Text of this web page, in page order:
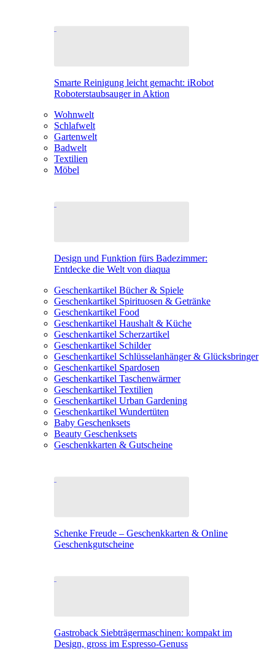
Smarte Reinigung leicht gemacht: iRobot
Roboterstaubsauger in Aktion
Wohnwelt
Schlafwelt
Gartenwelt
Badwelt
Textilien
Möbel
Design und Funktion fürs Badezimmer:
Entdecke die Welt von diaqua
Geschenkartikel Bücher & Spiele
Geschenkartikel Spirituosen & Getränke
Geschenkartikel Food
Geschenkartikel Haushalt & Küche
Geschenkartikel Scherzartikel
Geschenkartikel Schilder
Geschenkartikel Schlüsselanhänger & Glücksbringer
Geschenkartikel Spardosen
Geschenkartikel Taschenwärmer
Geschenkartikel Textilien
Geschenkartikel Urban Gardening
Geschenkartikel Wundertüten
Baby Geschenksets
Beauty Geschenksets
Geschenkkarten & Gutscheine
Schenke Freude – Geschenkkarten & Online
Geschenkgutscheine
Gastroback Siebträgermaschinen: kompakt im
Design, gross im Espresso-Genuss